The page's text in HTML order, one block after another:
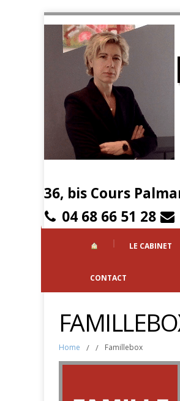
36, bis Cours
04 68 66 51 28
LE CABINET
CONTACT
Home / / Famillebox